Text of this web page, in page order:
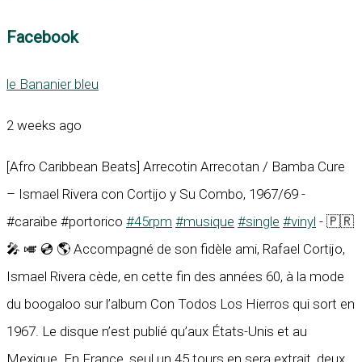
Facebook
le Bananier bleu
2 weeks ago
[Afro Caribbean Beats] Arrecotin Arrecotan / Bamba Cure
– Ismael Rivera con Cortijo y Su Combo, 1967/69 -
#caraïbe #portorico #45rpm #musique #single #vinyl - 🇵🇷
🎤 🎺 💿 🌎 Accompagné de son fidèle ami, Rafael Cortijo,
Ismael Rivera cède, en cette fin des années 60, à la mode
du boogaloo sur l’album Con Todos Los Hierros qui sort en
1967. Le disque n’est publié qu’aux États-Unis et au